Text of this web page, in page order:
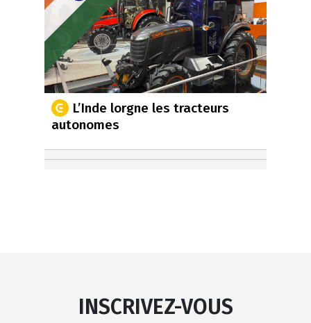
L’Inde lorgne les tracteurs
autonomes
INSCRIVEZ-VOUS